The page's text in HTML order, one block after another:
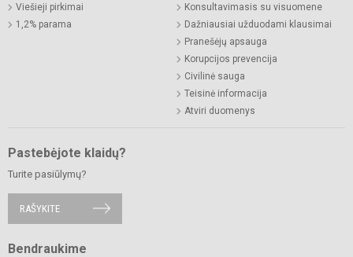
Viešieji pirkimai
1,2% parama
Konsultavimasis su visuomene
Dažniausiai užduodami klausimai
Pranešėjų apsauga
Korupcijos prevencija
Civilinė sauga
Teisinė informacija
Atviri duomenys
Pastebėjote klaidų?
Turite pasiūlymų?
RAŠYKITE
Bendraukime